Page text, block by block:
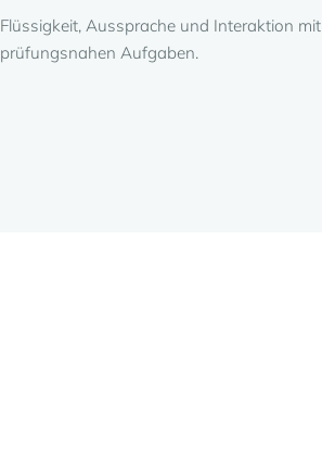
Flüssigkeit, Aussprache und Interaktion mit
prüfungsnahen Aufgaben.